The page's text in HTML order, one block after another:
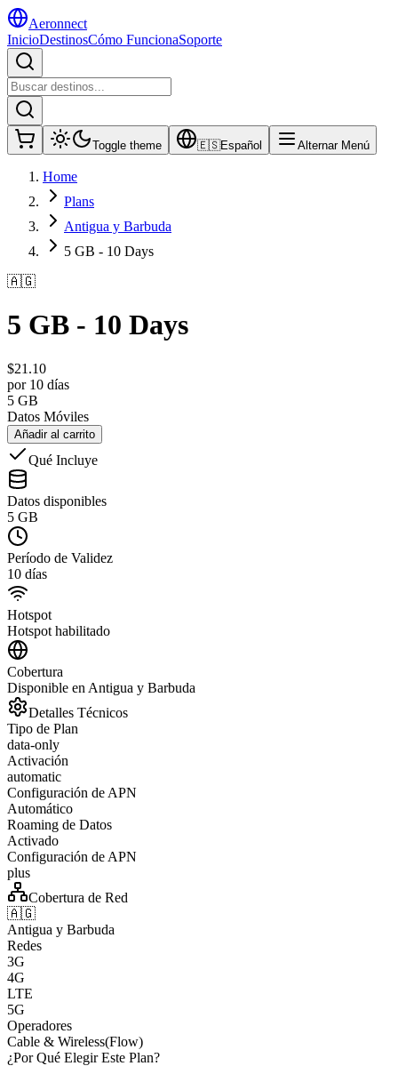
Aeronnect
InicioDestinosCómo FuncionaSoporte
Toggle theme 🇪🇸Español Alternar Menú
Home
Plans
Antigua y Barbuda
5 GB - 10 Days
🇦🇬
5 GB - 10 Days
$21.10
por 10 días
5 GB
Datos Móviles
Añadir al carrito
Qué Incluye
Datos disponibles
5 GB
Período de Validez
10 días
Hotspot
Hotspot habilitado
Cobertura
Disponible en Antigua y Barbuda
Detalles Técnicos
Tipo de Plan
data-only
Activación
automatic
Configuración de APN
Automático
Roaming de Datos
Activado
Configuración de APN
plus
Cobertura de Red
🇦🇬
Antigua y Barbuda
Redes
3G
4G
LTE
5G
Operadores
Cable & Wireless(Flow)
¿Por Qué Elegir Este Plan?